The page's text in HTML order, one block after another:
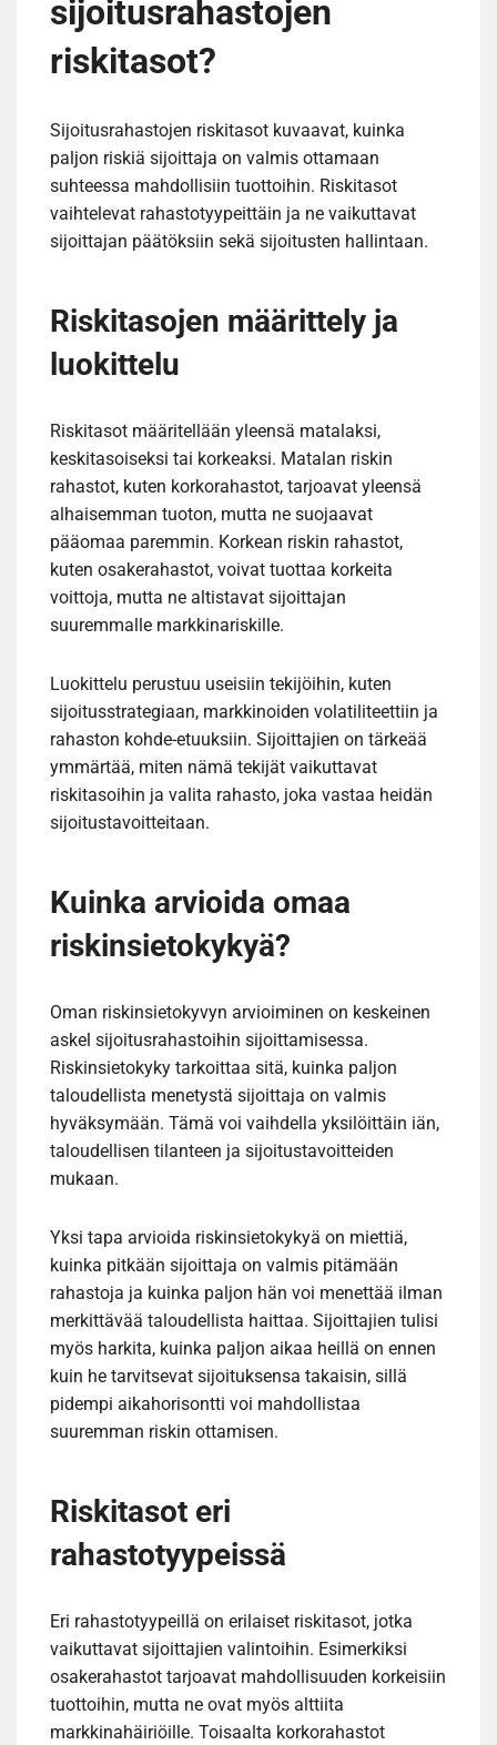
sijoitusrahastojen
riskitasot?
Sijoitusrahastojen riskitasot kuvaavat, kuinka
paljon riskiä sijoittaja on valmis ottamaan
suhteessa mahdollisiin tuottoihin. Riskitasot
vaihtelevat rahastotyypeittäin ja ne vaikuttavat
sijoittajan päätöksiin sekä sijoitusten hallintaan.
Riskitasojen määrittely ja
luokittelu
Riskitasot määritellään yleensä matalaksi,
keskitasoiseksi tai korkeaksi. Matalan riskin
rahastot, kuten korkorahastot, tarjoavat yleensä
alhaisemman tuoton, mutta ne suojaavat
pääomaa paremmin. Korkean riskin rahastot,
kuten osakerahastot, voivat tuottaa korkeita
voittoja, mutta ne altistavat sijoittajan
suuremmalle markkinariskille.
Luokittelu perustuu useisiin tekijöihin, kuten
sijoitusstrategiaan, markkinoiden volatiliteettiin ja
rahaston kohde-etuuksiin. Sijoittajien on tärkeää
ymmärtää, miten nämä tekijät vaikuttavat
riskitasoihin ja valita rahasto, joka vastaa heidän
sijoitustavoitteitaan.
Kuinka arvioida omaa
riskinsietokykyä?
Oman riskinsietokyvyn arvioiminen on keskeinen
askel sijoitusrahastoihin sijoittamisessa.
Riskinsietokyky tarkoittaa sitä, kuinka paljon
taloudellista menetystä sijoittaja on valmis
hyväksymään. Tämä voi vaihdella yksilöittäin iän,
taloudellisen tilanteen ja sijoitustavoitteiden
mukaan.
Yksi tapa arvioida riskinsietokykyä on miettiä,
kuinka pitkään sijoittaja on valmis pitämään
rahastoja ja kuinka paljon hän voi menettää ilman
merkittävää taloudellista haittaa. Sijoittajien tulisi
myös harkita, kuinka paljon aikaa heillä on ennen
kuin he tarvitsevat sijoituksensa takaisin, sillä
pidempi aikahorisontti voi mahdollistaa
suuremman riskin ottamisen.
Riskitasot eri
rahastotyypeissä
Eri rahastotyypeillä on erilaiset riskitasot, jotka
vaikuttavat sijoittajien valintoihin. Esimerkiksi
osakerahastot tarjoavat mahdollisuuden korkeisiin
tuottoihin, mutta ne ovat myös alttiita
markkinahäiriöille. Toisaalta korkorahastot